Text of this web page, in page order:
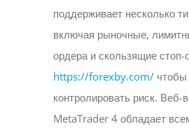
поддерживает несколько
включая рыночные,
ордера и скользящие стоп-
https://forexby.com/
контролировать риск. Веб-
MetaTrader 4 обладает